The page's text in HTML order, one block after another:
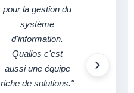
pour la gestion du
système
d'information.
Qualios c'est
aussi une équipe
riche de solutions."